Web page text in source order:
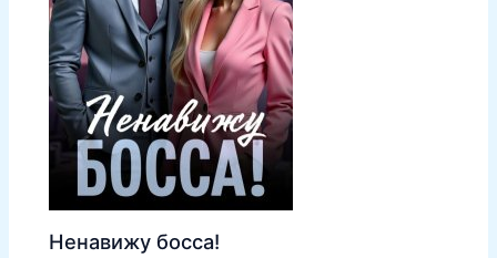
Ненавижу босса!